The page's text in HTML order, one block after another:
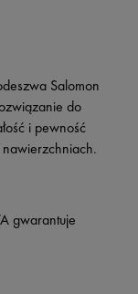
Salomon
do
i pewność
gwarantuje